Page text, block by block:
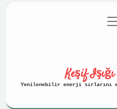
aç
Keşif
Yenilenebilir enerji sırlarını